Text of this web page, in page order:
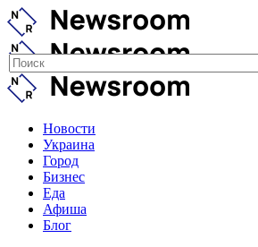
Новости
Украина
Город
Бизнес
Еда
Афиша
Блог